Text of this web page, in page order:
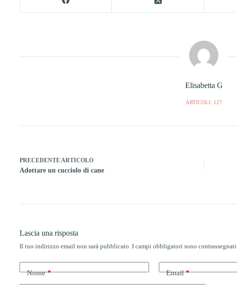
Elisabetta G
ARTICOLI: 127
PRECEDENTEARTICOLO
Adottare un cucciolo di cane
Lascia una risposta
Il tuo indirizzo email non sarà pubblicato. I campi obbligatori sono contrassegnati
Nome* Email*